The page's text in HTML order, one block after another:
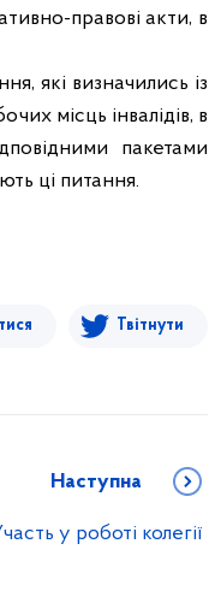
правові акти, в
які визначились із
місць інвалідів, в
пакетами
ці питання.
Твітнути
Наступна
у роботі колегії